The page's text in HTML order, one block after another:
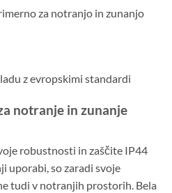
za notranjo in zunanjo
z evropskimi standardi
notranje in zunanje
robustnosti in zaščite IP44
uporabi, so zaradi svoje
tudi v notranjih prostorih. Bela